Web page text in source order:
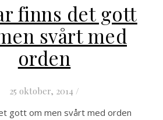
finns det gott
svårt med
orden
25 oktober, 2014 /